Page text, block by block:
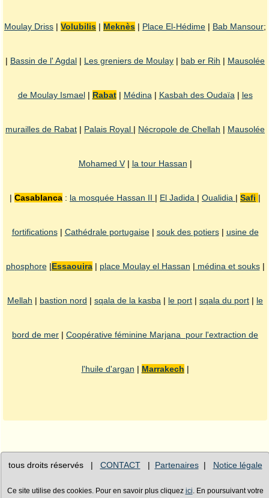
Moulay Driss | Volubilis | Meknès | Place El-Hédime | Bab Mansour;
| Bassin de l' Agdal | Les greniers de Moulay | bab er Rih | Mausolée
de Moulay Ismael| Rabat| Médina | Kasbah des Oudaïa | les
murailles de Rabat | Palais Royal | Nécropole de Chellah | Mausolée
Mohamed V| la tour Hassan |
| Casablanca : la mosquée Hassan II | El Jadida | Oualidia | Safi |
fortifications| Cathédrale portugaise| souk des potiers| usine de
phosphore|Essaouira| place Moulay el Hassan | médina et souks|
Mellah | bastion nord | sqala de la kasba | le port | sqala du port | le
bord de mer | Coopérative féminine Marjana pour l'extraction de
l'huile d'argan | Marrakech |
tous droits réservés | CONTACT| Partenaires| Notice légale
Ce site utilise des cookies. Pour en savoir plus cliquez ici . En poursuivant votre